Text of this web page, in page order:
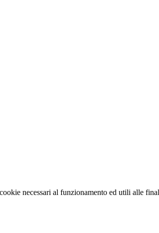
necessari al funzionamento ed utili alle